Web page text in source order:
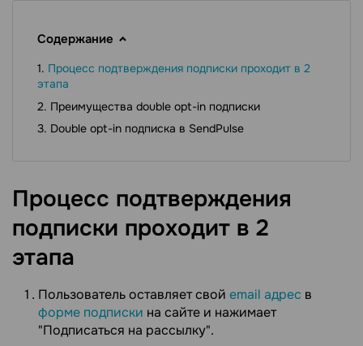
Содержание
Процесс подтверждения подписки проходит в 2
этапа
Преимущества double opt-in подписки
Double opt-in подписка в SendPulse
Процесс подтверждения
подписки проходит в 2
этапа
Пользователь оставляет свой email адрес в
форме подписки на сайте и нажимает
"Подписаться на рассылку".